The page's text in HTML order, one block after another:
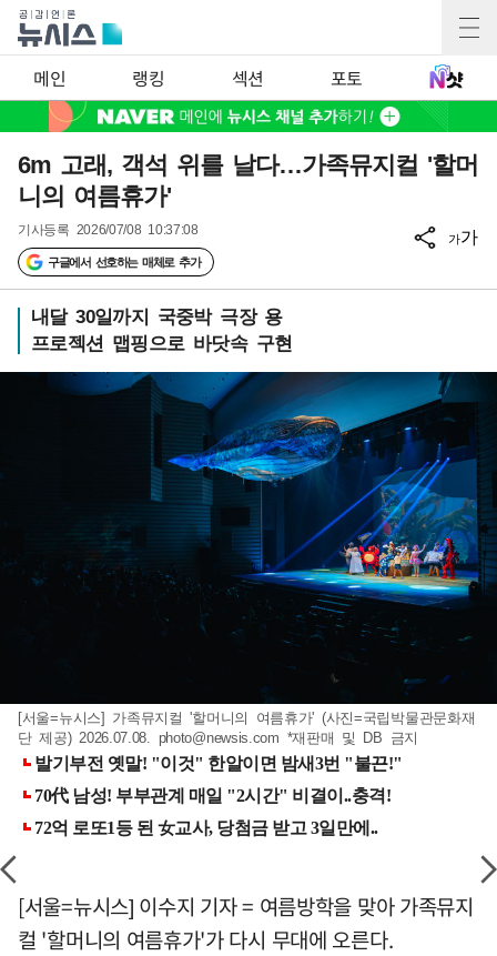
메인 랭킹 섹션 포토
6m 고래, 객석 위를 날다…가족뮤지컬 '할머
니의 여름휴가'
기사등록 2026/07/08 10:37:08
구글에서 선호하는 매체로 추가
가가
내달 30일까지 국중박 극장 용
프로젝션 맵핑으로 바닷속 구현
[서울=뉴시스] 가족뮤지컬 '할머니의 여름휴가' (사진=국립박물관문화재
단 제공) 2026.07.08. photo@newsis.com *재판매 및 DB 금지
[서울=뉴시스] 이수지 기자 = 여름방학을 맞아 가족뮤지
컬 '할머니의 여름휴가'가 다시 무대에 오른다.